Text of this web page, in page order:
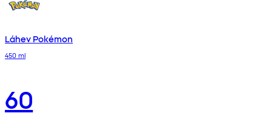
Láhev Pokémon
450 ml
60